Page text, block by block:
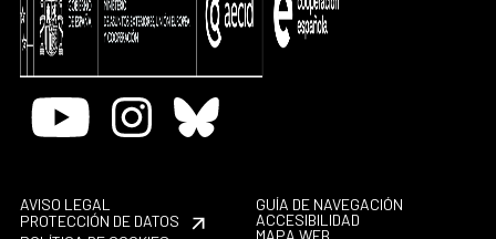
Youtube InstagramBluesky
AVISO LEGAL
PROTECCIÓN DE DATOS
GUÍA DE NAVEGACIÓN
ACCESIBILIDAD
MAPA WEB